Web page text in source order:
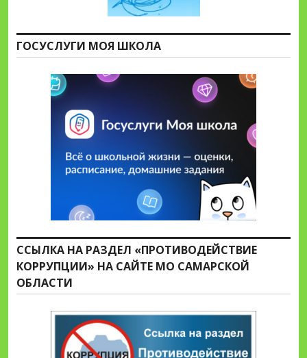
ГОСУСЛУГИ МОЯ ШКОЛА
ССЫЛКА НА РАЗДЕЛ «ПРОТИВОДЕЙСТВИЕ
КОРРУПЦИИ» НА САЙТЕ МО САМАРСКОЙ
ОБЛАСТИ